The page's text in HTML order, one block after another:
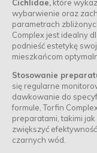
Cichlidae, które
wybarwienie oraz
parametrach
Complex jest idealny
podnieść estetykę
mieszkańcom
Stosowanie
się regularne
dawkowanie do
formule, Torfin
preparatami, takimi
zwiększyć
czarnych wód.